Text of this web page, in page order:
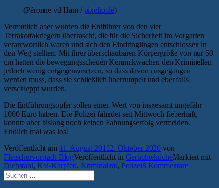
(Péronne vd Ham /pixelio.de)
Vermutlich aber wurden die Entführer von den vier
Terrakottakriegern überrascht, die für die Sicherheit im Vorgarten
verantwortlich waren und sich den Eindringlingen entschlossen in
den Weg stellten. Mit ihrer überschaubaren Körpergröße von nur 50
cm hatten die bewegungsscheuen Keramikwachen den Kriminellen
jedoch wenig entgegenzusetzen, so dass davon ausgegangen
werden muss, dass sie schließlich überrumpelt und ebenfalls
verschleppt wurden.
Die Entführungsopfer sollen einen Wert von insgesamt ungefähr
1000 Euro haben. Die Polizei fahndet seit Mittwoch fieberhaft,
konnte aber bislang noch keinen Fahnungserfolg vermelden.
Endlich mal was los!
Veröffentlicht am 11. August 20132. Oktober 2020 von
Fleischervorstadt-BlogVeröffentlicht in GerüchtekücheMarkiert mit
Diebstahl, Koi-Karpfen, Kriminalität, Polizei8 Kommentare
Suchen
nach: